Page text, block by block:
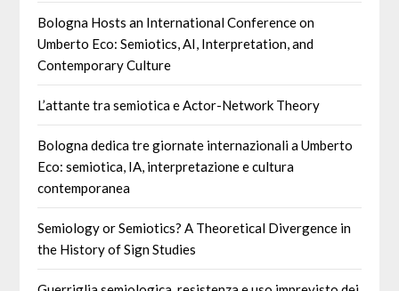
Bologna Hosts an International Conference on
Umberto Eco: Semiotics, AI, Interpretation, and
Contemporary Culture
L’attante tra semiotica e Actor-Network Theory
Bologna dedica tre giornate internazionali a Umberto
Eco: semiotica, IA, interpretazione e cultura
contemporanea
Semiology or Semiotics? A Theoretical Divergence in
the History of Sign Studies